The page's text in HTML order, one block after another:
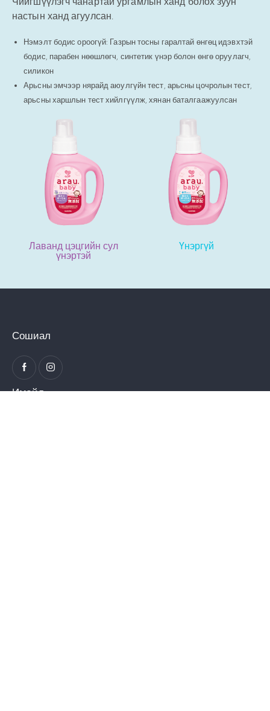
настын ханд агуулсан.
Нэмэлт бодис ороогүй: Газрын тосны гаралтай өнгөц идэвхтэй
бодис, парабен нөөшлөгч, синтетик үнэр болон өнгө оруулагч,
силикон
Арьсны эмчээр нярайд аюулгүйн тест, арьсны цочролын тест,
арьсны харшлын тест хийлгүүлж, хянан баталгаажуулсан
Лаванд цэцгийн сул
үнэртэй
Үнэргүй
Сошиал
Имэйл